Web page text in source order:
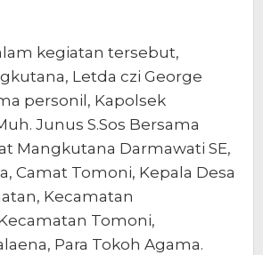
kegiatan tersebut,
Letda czi George
personil, Kapolsek
Junus S.Sos Bersama
Mangkutana Darmawati SE,
Camat Tomoni, Kepala Desa
Kecamatan
Tomoni,
Para Tokoh Agama.